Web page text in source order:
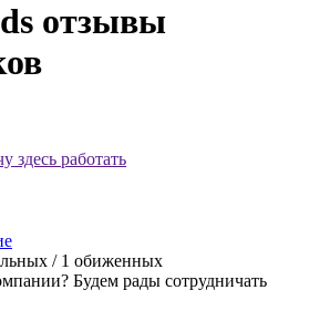
отзывы
здесь работать
/ 1 обиженных
Будем рады сотрудничать